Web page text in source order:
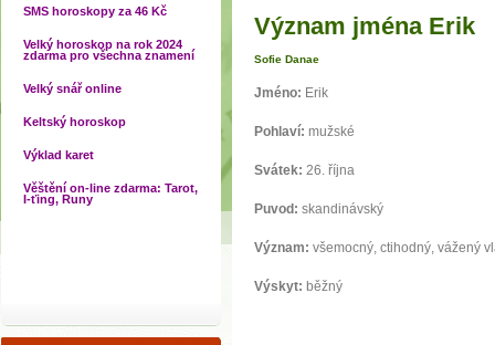
SMS horoskopy za 46 Kč
Velký horoskop na rok 2024
zdarma pro všechna znamení
Velký snář online
Keltský horoskop
Výklad karet
Věštění on-line zdarma: Tarot,
I-ťing, Runy
Význam jména Erik
Sofie Danae
Jméno: Erik
Pohlaví: mužské
Svátek: 26. října
Puvod: skandinávský
Význam: všemocný, ctihodný, vážený
Výskyt: běžný